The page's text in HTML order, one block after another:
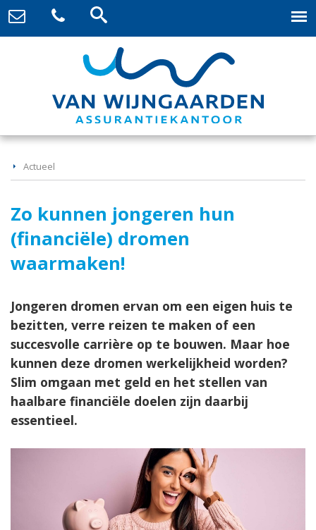
Actueel
Zo kunnen jongeren hun
(financiële) dromen
waarmaken!
Jongeren dromen ervan om een eigen huis te
bezitten, verre reizen te maken of een
succesvolle carrière op te bouwen. Maar hoe
kunnen deze dromen werkelijkheid worden?
Slim omgaan met geld en het stellen van
haalbare financiële doelen zijn daarbij
essentieel.